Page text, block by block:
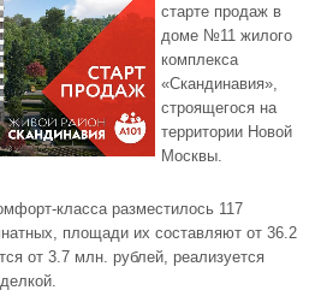
старте продаж в
доме №11 жилого
комплекса
«Скандинавия»,
строящегося на
территории Новой
Москвы.
класса разместилось 117
площади их составляют от 36.2
от 3.7 млн. рублей, реализуется